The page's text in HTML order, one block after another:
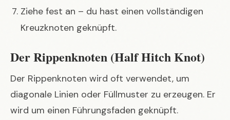
Ziehe fest an – du hast einen vollständigen
Kreuzknoten geknüpft.
Der Rippenknoten (Half Hitch Knot)
Der Rippenknoten wird oft verwendet, um
diagonale Linien oder Füllmuster zu erzeugen. Er
wird um einen Führungsfaden geknüpft.